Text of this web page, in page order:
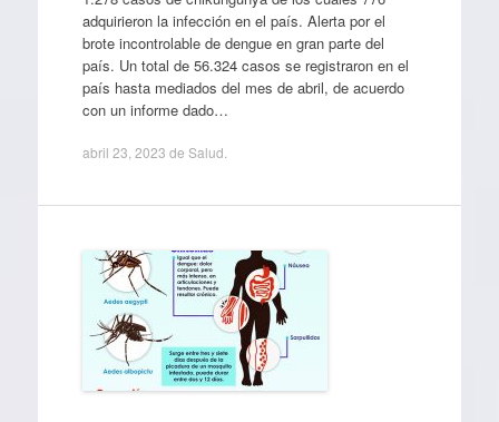
adquirieron la infección en el país. Alerta por el
brote incontrolable de dengue en gran parte del
país. Un total de 56.324 casos se registraron en el
país hasta mediados del mes de abril, de acuerdo
con un informe dado…
abril 23, 2023 de Salud